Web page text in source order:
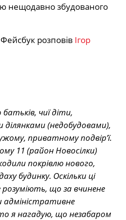
нещодавно збудованого
розповів Ігор
чиї діти,
(недобудовами),
приватному подвір’ї.
11 (район Новосілки)
покрівлю нового,
будинку. Оскільки ці
розуміють, що за вчинене
адміністративне
я нагадую, що незабаром